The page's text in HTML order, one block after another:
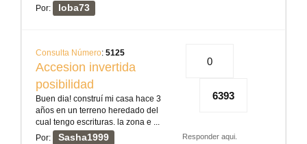
Por:
loba73
Consulta Número: 5125
Accesion invertida
posibilidad
Buen dia! construí mi casa hace 3
años en un terreno heredado del
cual tengo escrituras. la zona e ...
Por:
Sasha1999
0
6393
Responder aqui.